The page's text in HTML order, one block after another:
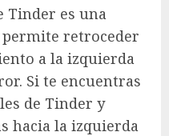
Tinder es una
retroceder
a la izquierda
Si te encuentras
de Tinder y
hacia la izquierda